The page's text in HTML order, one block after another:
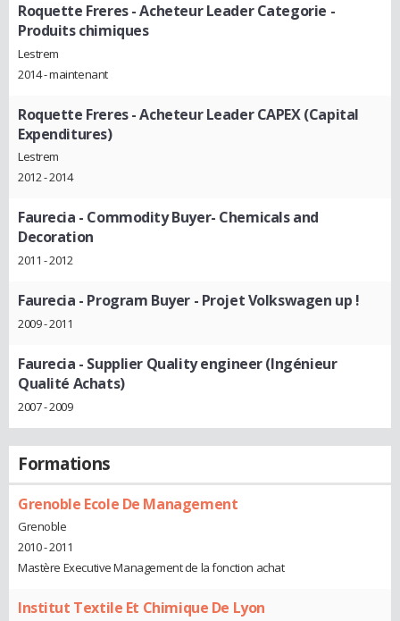
Roquette Freres- Acheteur Leader Categorie -
Produits chimiques
Lestrem
2014 - maintenant
Roquette Freres- Acheteur Leader CAPEX (Capital
Expenditures)
Lestrem
2012 - 2014
Faurecia - Commodity Buyer- Chemicals and
Decoration
2011 - 2012
Faurecia - Program Buyer - Projet Volkswagen up !
2009 - 2011
Faurecia - Supplier Quality engineer (Ingénieur
Qualité Achats)
2007 - 2009
Formations
Grenoble Ecole De Management
Grenoble
2010 - 2011
Mastère Executive Management de la fonction achat
Institut Textile Et Chimique De Lyon